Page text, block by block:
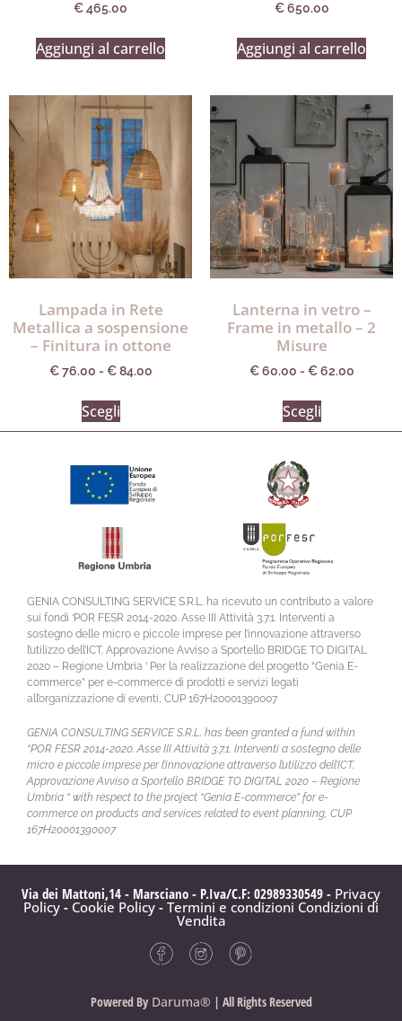
€465.00
Aggiungi al carrello
€650.00
Aggiungi al carrello
Lampada in Rete
Metallica a sospensione
– Finitura in ottone
€76.00 - €84.00
Scegli
Lanterna in vetro –
Frame in metallo – 2
Misure
€60.00 - €62.00
Scegli
GENIA CONSULTING SERVICE S.R.L. ha ricevuto un contributo a valore
sui fondi ‘POR FESR 2014-2020. Asse III Attività 3.7.1. Interventi a
sostegno delle micro e piccole imprese per l’innovazione attraverso
l’utilizzo dell’ICT. Approvazione Avviso a Sportello BRIDGE TO DIGITAL
2020 – Regione Umbria ‘ Per la realizzazione del progetto “Genia E-
commerce” per e-commerce di prodotti e servizi legati
all’organizzazione di eventi, CUP 167H20001390007
GENIA CONSULTING SERVICE S.R.L. has been granted a fund within
“POR FESR 2014-2020. Asse III Attività 3.7.1. Interventi a sostegno delle
micro e piccole imprese per l’innovazione attraverso l’utilizzo dell’ICT.
Approvazione Avviso a Sportello BRIDGE TO DIGITAL 2020 – Regione
Umbria “ with respect to the project “Genia E-commerce” for e-
commerce on products and services related to event planning, CUP
167H20001390007
Via dei Mattoni,14 - Marsciano - P.Iva/C.F: 02989330549 - Privacy
Policy - Cookie Policy - Termini e condizioni Condizioni di
Vendita
Powered ByDaruma® | All Rights Reserved